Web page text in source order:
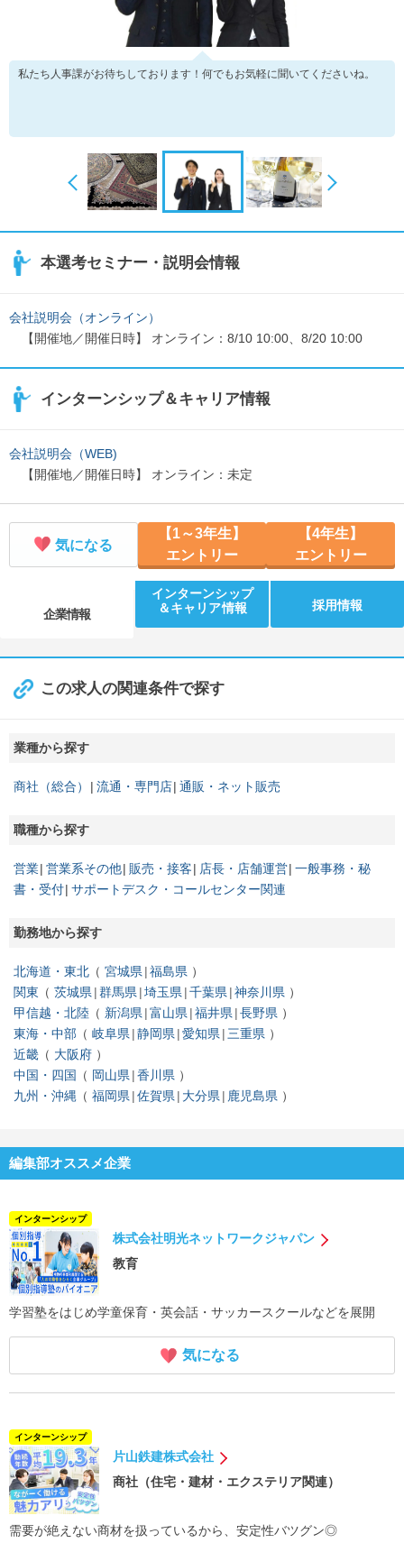
私たち人事課がお待ちしております！何でもお気軽に聞いてくださいね。
本選考セミナー・説明会情報
会社説明会（オンライン）
【開催地／開催日時】 オンライン：8/10 10:00、8/20 10:00
インターンシップ＆キャリア情報
会社説明会（WEB)
【開催地／開催日時】 オンライン：未定
気になる
【1～3年生】
エントリー
【4年生】
エントリー
企業情報
インターンシップ
＆キャリア情報
採用情報
この求人の関連条件で探す
業種から探す
商社（総合） 流通・専門店 通販・ネット販売
職種から探す
営業 営業系その他 販売・接客 店長・店舗運営 一般事務・秘
書・受付 サポートデスク・コールセンター関連
勤務地から探す
北海道・東北 宮城県 福島県
関東
茨城県 群馬県 埼玉県 千葉県 神奈川県
甲信越・北陸
新潟県 富山県 福井県 長野県
東海・中部
岐阜県 静岡県 愛知県 三重県
近畿
大阪府
中国・四国
岡山県 香川県
九州・沖縄
福岡県 佐賀県 大分県 鹿児島県
編集部オススメ企業
インターンシップ
株式会社明光ネットワークジャパン
教育
学習塾をはじめ学童保育・英会話・サッカースクールなどを展開
気になる
インターンシップ
片山鉄建株式会社
商社（住宅・建材・エクステリア関連）
需要が絶えない商材を扱っているから、安定性バツグン◎